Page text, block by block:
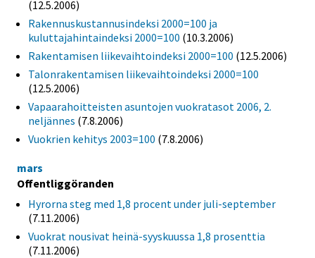
(12.5.2006)
Rakennuskustannusindeksi 2000=100 ja
kuluttajahintaindeksi 2000=100 (10.3.2006)
Rakentamisen liikevaihtoindeksi 2000=100 (12.5.2006)
Talonrakentamisen liikevaihtoindeksi 2000=100
(12.5.2006)
Vapaarahoitteisten asuntojen vuokratasot 2006, 2.
neljännes (7.8.2006)
Vuokrien kehitys 2003=100 (7.8.2006)
mars
Offentliggöranden
Hyrorna steg med 1,8 procent under juli-september
(7.11.2006)
Vuokrat nousivat heinä-syyskuussa 1,8 prosenttia
(7.11.2006)